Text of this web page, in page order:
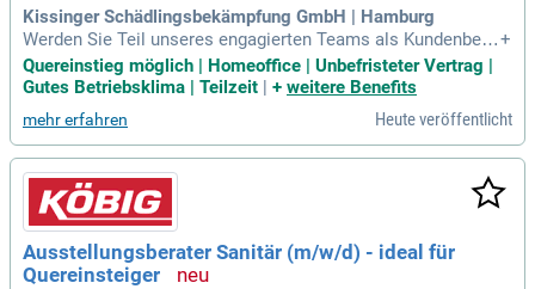
Kissinger Schädlingsbekämpfung GmbH | Hamburg
Werden Sie Teil unseres engagierten Teams als Kundenbetr
euer/in oder Quereinsteiger/in in der Bürokommunikation, u
m nachhaltige Schädlingsbekämpfungslösungen zu bieten u
n.
+
Quereinstieg möglich | Homeoffice | Unbefristeter Vertrag |
Gutes Betriebsklima | Teilzeit
+ weitere Benefits
mehr erfahren Heute veröffentlicht
Ausstellungsberater Sanitär (m/w/d) - ideal für
Quereinsteiger